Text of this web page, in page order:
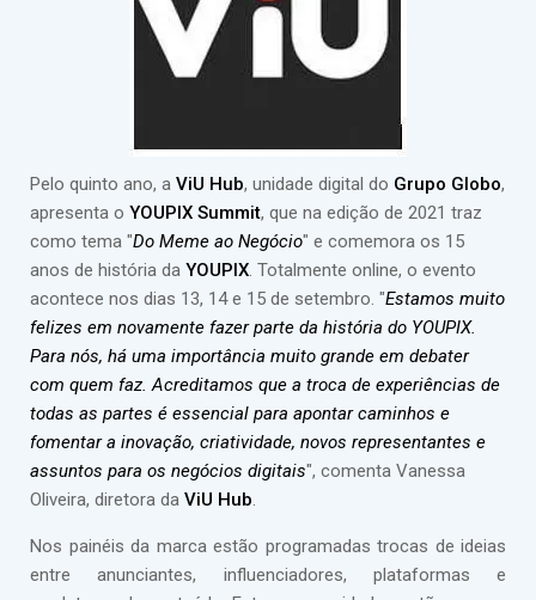
Pelo quinto ano, a ViU Hub, unidade digital do Grupo Globo,
apresenta o YOUPIX Summit, que na edição de 2021 traz
como tema "Do Meme ao Negócio" e comemora os 15
anos de história da YOUPIX. Totalmente online, o evento
acontece nos dias 13, 14 e 15 de setembro. "Estamos muito
felizes em novamente fazer parte da história do YOUPIX.
Para nós, há uma importância muito grande em debater
com quem faz. Acreditamos que a troca de experiências de
todas as partes é essencial para apontar caminhos e
fomentar a inovação, criatividade, novos representantes e
assuntos para os negócios digitais", comenta Vanessa
Oliveira, diretora da ViU Hub.
Nos painéis da marca estão programadas trocas de ideias
entre anunciantes, influenciadores, plataformas e